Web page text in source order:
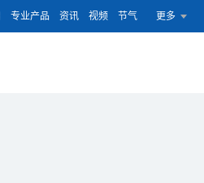
专业产品 资讯 视频 节气 更多